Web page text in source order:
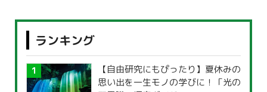
ランキング
【自由研究にもぴったり】夏休みの
思い出を一生モノの学びに！「光の